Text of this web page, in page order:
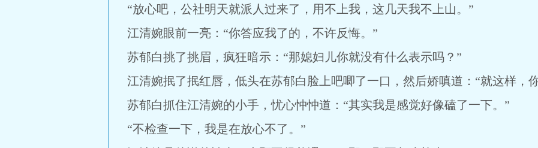
“放心吧，公社明天就派人过来了，用不上我，这几天我不上山。”
江清婉眼前一亮：“你答应我了的，不许反悔。”
苏郁白挑了挑眉，疯狂暗示：“那媳妇儿你就没有什么表示吗？”
江清婉抿了抿红唇，低头在苏郁白脸上吧唧了一口，然后娇嗔道：“就这样，
苏郁白抓住江清婉的小手，忧心忡忡道：“其实我是感觉好像磕了一下。”
“不检查一下，我是在放心不了。”